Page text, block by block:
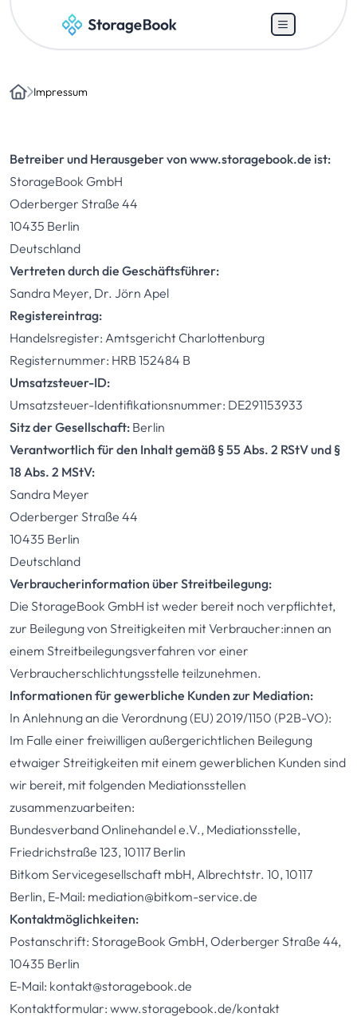
Impressum
Betreiber und Herausgeber von www.storagebook.de ist:
StorageBook GmbH
Oderberger Straße 44
10435 Berlin
Deutschland
Vertreten durch die Geschäftsführer:
Sandra Meyer, Dr. Jörn Apel
Registereintrag:
Handelsregister: Amtsgericht Charlottenburg
Registernummer: HRB 152484 B
Umsatzsteuer-ID:
Umsatzsteuer-Identifikationsnummer: DE291153933
Sitz der Gesellschaft: Berlin
Verantwortlich für den Inhalt gemäß § 55 Abs. 2 RStV und §
18 Abs. 2 MStV:
Sandra Meyer
Oderberger Straße 44
10435 Berlin
Deutschland
Verbraucherinformation über Streitbeilegung:
Die StorageBook GmbH ist weder bereit noch verpflichtet,
zur Beilegung von Streitigkeiten mit Verbraucher:innen an
einem Streitbeilegungsverfahren vor einer
Verbraucherschlichtungsstelle teilzunehmen.
Informationen für gewerbliche Kunden zur Mediation:
In Anlehnung an die Verordnung (EU) 2019/1150 (P2B-VO):
Im Falle einer freiwilligen außergerichtlichen Beilegung
etwaiger Streitigkeiten mit einem gewerblichen Kunden sind
wir bereit, mit folgenden Mediationsstellen
zusammenzuarbeiten:
Bundesverband Onlinehandel e.V., Mediationsstelle,
Friedrichstraße 123, 10117 Berlin
Bitkom Servicegesellschaft mbH, Albrechtstr. 10, 10117
Berlin, E-Mail: mediation@bitkom-service.de
Kontaktmöglichkeiten:
Postanschrift: StorageBook GmbH, Oderberger Straße 44,
10435 Berlin
E-Mail: kontakt@storagebook.de
Kontaktformular: www.storagebook.de/kontakt